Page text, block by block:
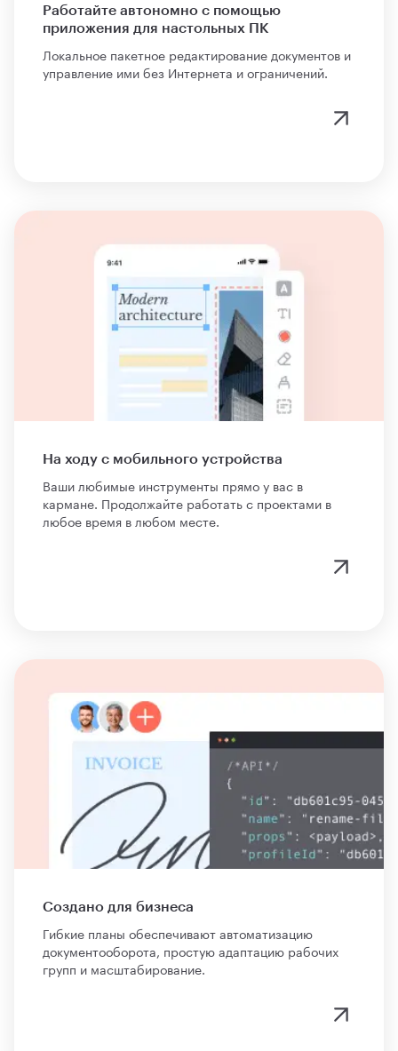
Работайте автономно с помощью
приложения для настольных ПК
Локальное пакетное редактирование документов и
управление ими без Интернета и ограничений.
На ходу с мобильного устройства
Ваши любимые инструменты прямо у вас в
кармане. Продолжайте работать с проектами в
любое время в любом месте.
Создано для бизнеса
Гибкие планы обеспечивают автоматизацию
документооборота, простую адаптацию рабочих
групп и масштабирование.